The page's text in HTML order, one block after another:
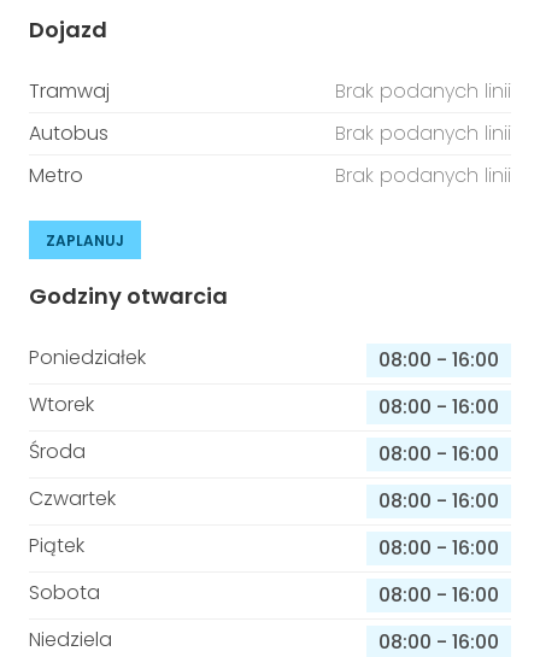
Dojazd
Tramwaj
Brak podanych linii
Autobus
Brak podanych linii
Metro
Brak podanych linii
ZAPLANUJ
Godziny otwarcia
Poniedziałek 08:00 - 16:00
Wtorek
08:00 - 16:00
Środa
08:00 - 16:00
Czwartek
08:00 - 16:00
Piątek
08:00 - 16:00
Sobota
08:00 - 16:00
Niedziela
08:00 - 16:00